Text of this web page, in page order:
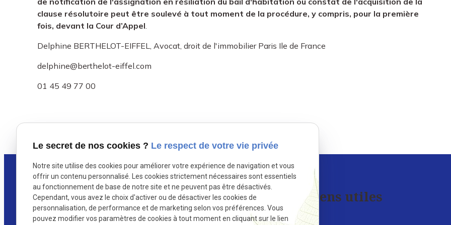
clause résolutoire peut être soulevé à tout moment de la procédure, y compris, pour la première
fois, devant la Cour d’Appel.
Delphine BERTHELOT-EIFFEL, Avocat, droit de l'immobilier Paris Ile de France
delphine@berthelot-eiffel.com
01 45 49 77 00
Maître Berthelot-Eiffel
Liens utiles
Le secret de nos cookies ? Le respect de votre vie privée
Notre site utilise des cookies pour améliorer votre expérience de navigation et vous
offrir un contenu personnalisé. Les cookies strictement nécessaires sont essentiels
au fonctionnement de base de notre site et ne peuvent pas être désactivés.
Cependant, vous avez le choix d'activer ou de désactiver les cookies de
personnalisation, de performance et de marketing selon vos préférences. Vous
pouvez modifier vos paramètres de cookies à tout moment en cliquant sur le lien